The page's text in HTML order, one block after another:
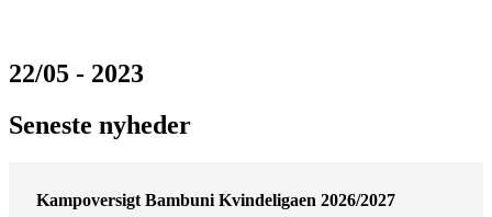
22/05 - 2023
Seneste nyheder
Kampoversigt Bambuni Kvindeligaen 2026/2027